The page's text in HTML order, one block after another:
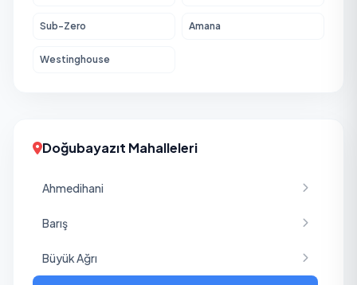
Sub-Zero Amana
Westinghouse
Doğubayazıt Mahalleleri
Ahmedihani
Barış
Büyük Ağrı